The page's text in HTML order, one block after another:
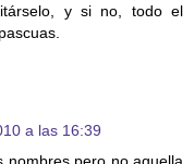
y si no, todo el
a las 16:39